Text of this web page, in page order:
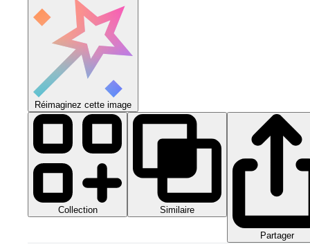
Réimaginez cette image
Collection Similaire
Partager